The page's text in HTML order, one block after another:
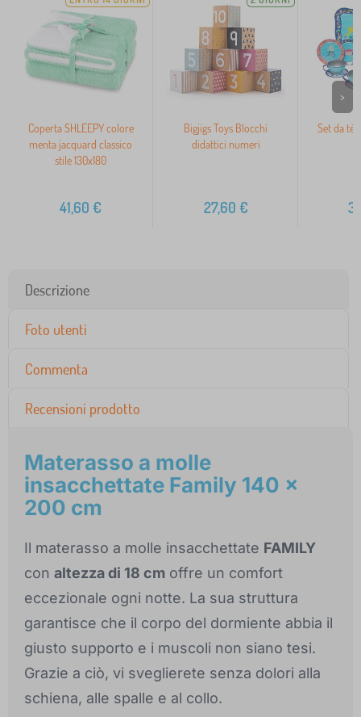
Coperta SHLEEPY colore
menta jacquard classico
stile 130x180
41,60 €
Bigjigs Toys Blocchi
didattici numeri
27,60 €
Set da tè
>
Descrizione
Foto utenti
Commenta
Recensioni prodotto
Materasso a molle
insacchettate Family 140 x
200 cm
Il materasso a molle insacchettate FAMILY
con altezza di 18 cm offre un comfort
eccezionale ogni notte. La sua struttura
garantisce che il corpo del dormiente abbia il
giusto supporto e i muscoli non siano tesi.
Grazie a ciò, vi sveglierete senza dolori alla
schiena, alle spalle e al collo.